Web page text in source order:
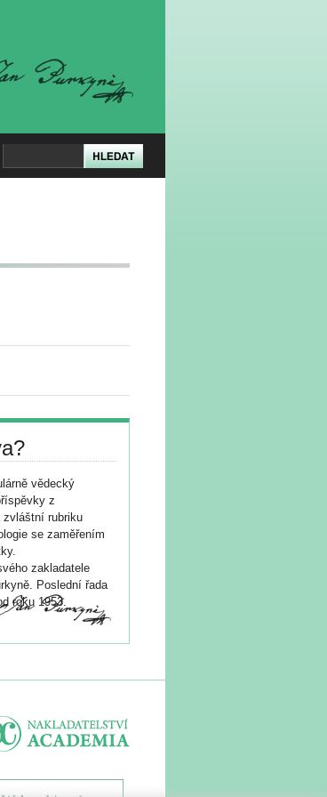
vědecký
z
zvláštní rubriku
se zaměřením
zakladatele
Poslední řada
roku 1953.